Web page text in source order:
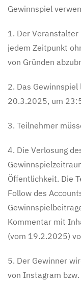
Gewinnspiel
1. Der Veranstalter
jedem Zeitpunkt
von Gründen
2. Das
20.3.2025, um
3. Teilnehmer
4. Die Verlosung
Öffentlichkeit. Die
Follow des
Kommentar mit
(vom 19.2.2025)
5. Der Gewinner
von Instagram